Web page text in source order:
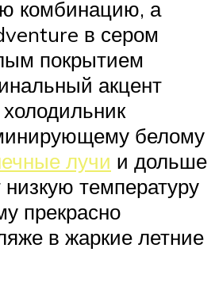
комбинацию, а
в сером
покрытием
акцент
белому
лучи и дольше
температуру
прекрасно
в жаркие летние